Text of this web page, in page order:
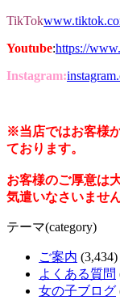
TikTok
Youtube:https://
Instagram:
※当店ではお客様
ております。
お客様のご厚意は
気遣いなさいませ
テーマ(category)
ご案内 (3,434)
よくある質問
女の子ブログ